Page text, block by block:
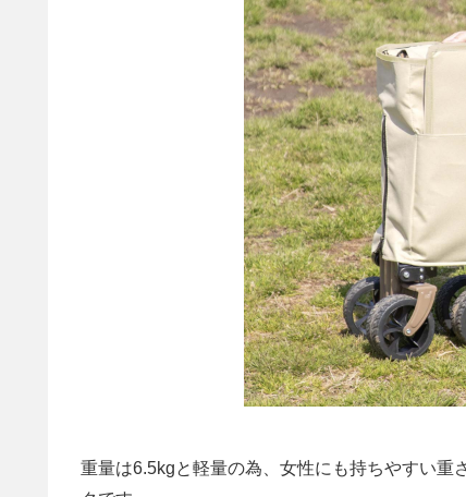
重量は6.5kgと軽量の為、女性にも持ちやすい重